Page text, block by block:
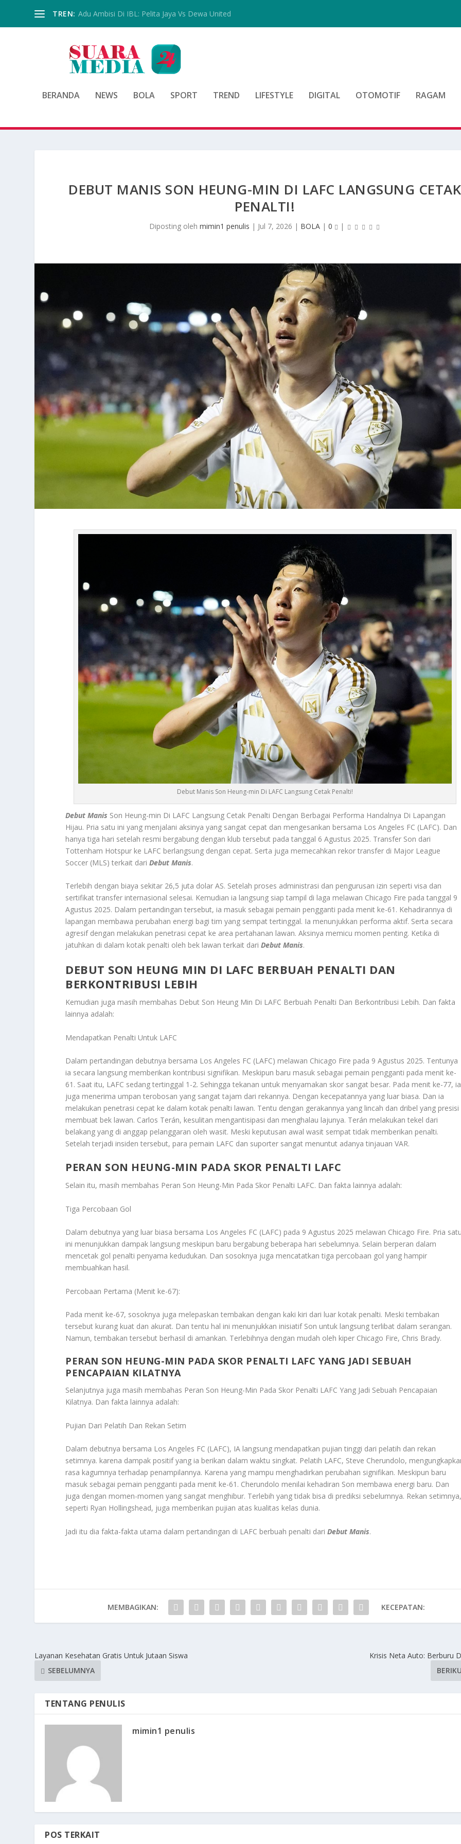
TREN: Adu Ambisi Di IBL: Pelita Jaya Vs Dewa United
BERANDA NEWS BOLA SPORT TREND LIFESTYLE DIGITAL OTOMOTIF RAGAM
DEBUT MANIS SON HEUNG-MIN DI LAFC LANGSUNG CETAK
PENALTI!
Diposting olehmimin1 penulis | Jul 7, 2026 | BOLA |0 |
Debut Manis Son Heung-min Di LAFC Langsung Cetak Penalti!
Debut Manis Son Heung-min Di LAFC Langsung Cetak Penalti Dengan Berbagai Performa Handalnya Di Lapangan
Hijau. Pria satu ini yang menjalani aksinya yang sangat cepat dan mengesankan bersama Los Angeles FC (LAFC). Dan
hanya tiga hari setelah resmi bergabung dengan klub tersebut pada tanggal 6 Agustus 2025. Transfer Son dari
Tottenham Hotspur ke LAFC berlangsung dengan cepat. Serta juga memecahkan rekor transfer di Major League
Soccer (MLS) terkait dariDebut Manis.
Terlebih dengan biaya sekitar 26,5 juta dolar AS. Setelah proses administrasi dan pengurusan izin seperti visa dan
sertifikat transfer internasional selesai. Kemudian ia langsung siap tampil di laga melawan Chicago Fire pada tanggal 9
Agustus 2025. Dalam pertandingan tersebut, ia masuk sebagai pemain pengganti pada menit ke-61. Kehadirannya di
lapangan membawa perubahan energi bagi tim yang sempat tertinggal. Ia menunjukkan performa aktif. Serta secara
agresif dengan melakukan penetrasi cepat ke area pertahanan lawan. Aksinya memicu momen penting. Ketika di
jatuhkan di dalam kotak penalti oleh bek lawan terkait dariDebut Manis.
DEBUT SON HEUNG MIN DI LAFC BERBUAH PENALTI DAN
BERKONTRIBUSI LEBIH
Kemudian juga masih membahas Debut Son Heung Min Di LAFC Berbuah Penalti Dan Berkontribusi Lebih. Dan fakta
lainnya adalah:
Mendapatkan Penalti Untuk LAFC
Dalam pertandingan debutnya bersama Los Angeles FC (LAFC) melawan Chicago Fire pada 9 Agustus 2025. Tentunya
ia secara langsung memberikan kontribusi signifikan. Meskipun baru masuk sebagai pemain pengganti pada menit ke-
61. Saat itu, LAFC sedang tertinggal 1-2. Sehingga tekanan untuk menyamakan skor sangat besar. Pada menit ke-77, ia
juga menerima umpan terobosan yang sangat tajam dari rekannya. Dengan kecepatannya yang luar biasa. Dan ia
melakukan penetrasi cepat ke dalam kotak penalti lawan. Tentu dengan gerakannya yang lincah dan dribel yang presisi
membuat bek lawan. Carlos Terán, kesulitan mengantisipasi dan menghalau lajunya. Terán melakukan tekel dari
belakang yang di anggap pelanggaran oleh wasit. Meski keputusan awal wasit sempat tidak memberikan penalti.
Setelah terjadi insiden tersebut, para pemain LAFC dan suporter sangat menuntut adanya tinjauan VAR.
PERAN SON HEUNG-MIN PADA SKOR PENALTI LAFC
Selain itu, masih membahas Peran Son Heung-Min Pada Skor Penalti LAFC. Dan fakta lainnya adalah:
Tiga Percobaan Gol
Dalam debutnya yang luar biasa bersama Los Angeles FC (LAFC) pada 9 Agustus 2025 melawan Chicago Fire. Pria
ini menunjukkan dampak langsung meskipun baru bergabung beberapa hari sebelumnya. Selain berperan dalam
mencetak gol penalti penyama kedudukan. Dan sosoknya juga mencatatkan tiga percobaan gol yang hampir
membuahkan hasil.
Percobaan Pertama (Menit ke-67):
Pada menit ke-67, sosoknya juga melepaskan tembakan dengan kaki kiri dari luar kotak penalti. Meski tembakan
tersebut kurang kuat dan akurat. Dan tentu hal ini menunjukkan inisiatif Son untuk langsung terlibat dalam serangan.
Namun, tembakan tersebut berhasil di amankan. Terlebihnya dengan mudah oleh kiper Chicago Fire, Chris Brady.
PERAN SON HEUNG-MIN PADA SKOR PENALTI LAFC YANG JADI SEBUAH
PENCAPAIAN KILATNYA
Selanjutnya juga masih membahas Peran Son Heung-Min Pada Skor Penalti LAFC Yang Jadi Sebuah Pencapaian
Kilatnya. Dan fakta lainnya adalah:
Pujian Dari Pelatih Dan Rekan Setim
Dalam debutnya bersama Los Angeles FC (LAFC), IA langsung mendapatkan pujian tinggi dari pelatih dan rekan
setimnya. karena dampak positif yang ia berikan dalam waktu singkat. Pelatih LAFC, Steve Cherundolo,
rasa kagumnya terhadap penampilannya. Karena yang mampu menghadirkan perubahan signifikan. Meskipun baru
masuk sebagai pemain pengganti pada menit ke-61. Cherundolo menilai kehadiran Son membawa energi baru. Dan
juga dengan momen-momen yang sangat menghibur. Terlebih yang tidak bisa di prediksi sebelumnya. Rekan
seperti Ryan Hollingshead, juga memberikan pujian atas kualitas kelas dunia.
Jadi itu dia fakta-fakta utama dalam pertandingan di LAFC berbuah penalti dariDebut Manis.
MEMBAGIKAN: KECEPATAN:
Layanan Kesehatan Gratis Untuk Jutaan Siswa
SEBELUMNYA
Krisis Neta Auto: Berburu
TENTANG PENULIS
mimin1 penulis
POS TERKAIT